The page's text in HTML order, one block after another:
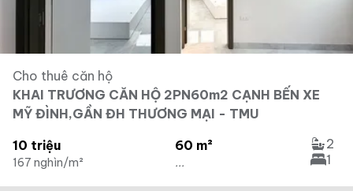
Cho thuê căn hộ
KHAI TRƯƠNG CĂN HỘ 2PN60m2 CẠNH BẾN XE
MỸ ĐÌNH,GẦN ĐH THƯƠNG MẠI - TMU
10 triệu
167 nghìn/m²
60 m²
...
2
1